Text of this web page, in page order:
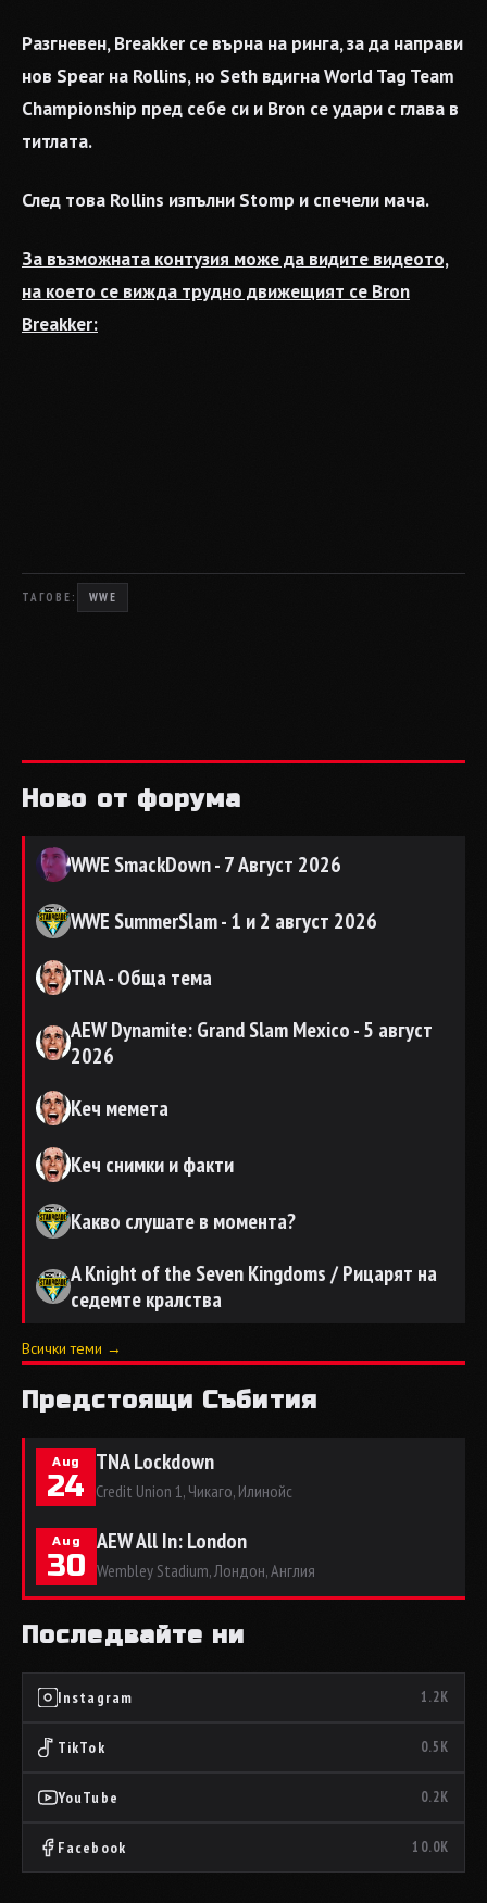
Разгневен, Breakker се върна на ринга, за да направи
нов Spear на Rollins, но Seth вдигна World Tag Team
Championship пред себе си и Bron се удари с глава в
титлата.
След това Rollins изпълни Stomp и спечели мача.
За възможната контузия може да видите видеото,
на което се вижда трудно движещият се Bron
Breakker:
ТАГОВЕ: WWE
Ново от форума
WWE SmackDown - 7 Август 2026
WWE SummerSlam - 1 и 2 август 2026
TNA - Обща тема
AEW Dynamite: Grand Slam Mexico - 5 август
2026
Кеч мемета
Кеч снимки и факти
Какво слушате в момента?
A Knight of the Seven Kingdoms / Рицарят на
седемте кралства
Всички теми →
Предстоящи Събития
Aug
24
TNA Lockdown
Credit Union 1, Чикаго, Илинойс
Aug
30
AEW All In: London
Wembley Stadium, Лондон, Англия
Последвайте ни
Instagram 1.2K
TikTok 0.5K
YouTube 0.2K
Facebook 10.0K